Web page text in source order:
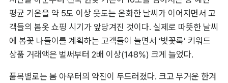
평균 기온을 약 5도 이상 웃도는 온화한 날씨가 이어지면서 고
객들의 봄옷 쇼핑 시기가 앞당겨진 것이다. 실제로 따뜻한 날씨
에 봄꽃 나들이를 계획하는 고객들이 늘면서 ‘벚꽃룩’ 키워드
상품 거래액은 벌써부터 2배 이상(148%) 크게 늘었다.
품목별로는 봄 아우터의 약진이 두드러졌다. 크고 무거운 한겨